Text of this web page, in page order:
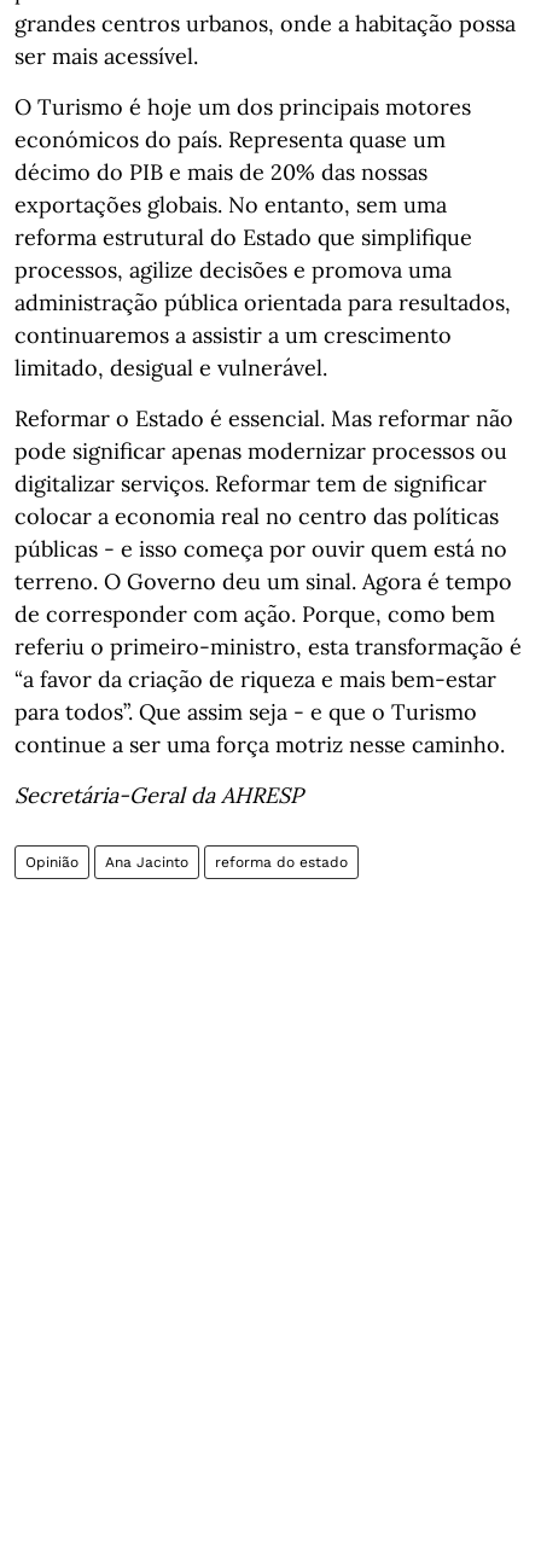
grandes centros urbanos, onde a habitação possa
ser mais acessível.
O Turismo é hoje um dos principais motores
económicos do país. Representa quase um
décimo do PIB e mais de 20% das nossas
exportações globais. No entanto, sem uma
reforma estrutural do Estado que simplifique
processos, agilize decisões e promova uma
administração pública orientada para resultados,
continuaremos a assistir a um crescimento
limitado, desigual e vulnerável.
Reformar o Estado é essencial. Mas reformar não
pode significar apenas modernizar processos ou
digitalizar serviços. Reformar tem de significar
colocar a economia real no centro das políticas
públicas - e isso começa por ouvir quem está no
terreno. O Governo deu um sinal. Agora é tempo
de corresponder com ação. Porque, como bem
referiu o primeiro-ministro, esta transformação é
“a favor da criação de riqueza e mais bem-estar
para todos”. Que assim seja - e que o Turismo
continue a ser uma força motriz nesse caminho.
Secretária-Geral da AHRESP
Opinião Ana Jacinto reforma do estado